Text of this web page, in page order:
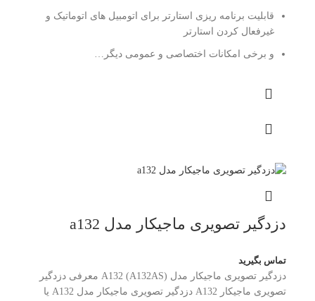
قابلیت برنامه ریزی استارتر برای اتومبیل های اتوماتیک و
غیرفعال کردن استارتر
و برخی امکانات اختصاصی و عمومی دیگر…
دزدگیر تصویری ماجیکار مدل a132
تماس بگیرید
دزدگیر تصویری ماجیکار مدل A132 (A132AS) معرفی دزدگیر
تصویری ماجیکار A132 دزدگیر تصویری ماجیکار مدل A132 یا